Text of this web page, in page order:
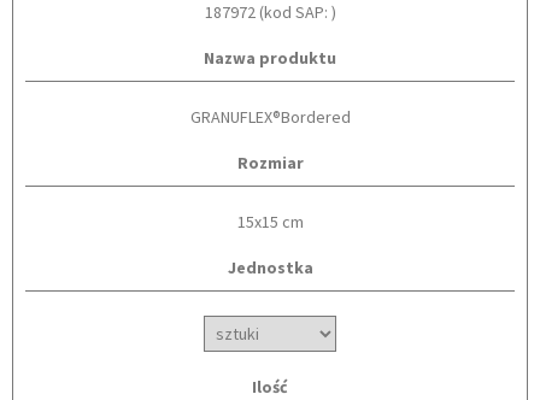
187972 (kod SAP: )
Nazwa produktu
GRANUFLEX®Bordered
Rozmiar
15x15 cm
Jednostka
Ilość